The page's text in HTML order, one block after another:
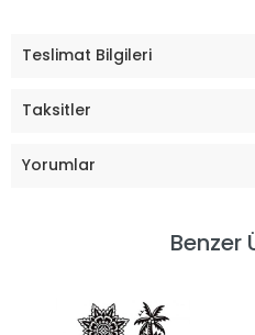
Teslimat Bilgileri
Taksitler
Yorumlar
Benzer